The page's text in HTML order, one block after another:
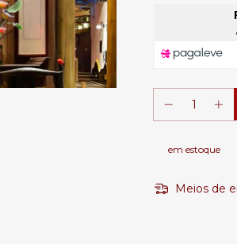
em estoque
Meios de